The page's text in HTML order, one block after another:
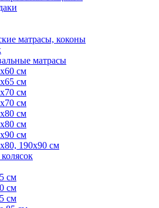
матрасы, коконы
матрасы
см
см
см
см
см
см
см
190х90 см
см
см
см